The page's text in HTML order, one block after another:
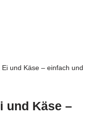
und Käse – einfach und
und Käse –